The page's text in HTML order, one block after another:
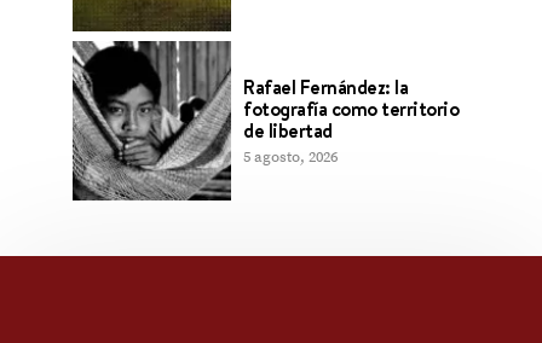
Rafael Fernández: la
fotografía como territorio
de libertad
5 agosto, 2026